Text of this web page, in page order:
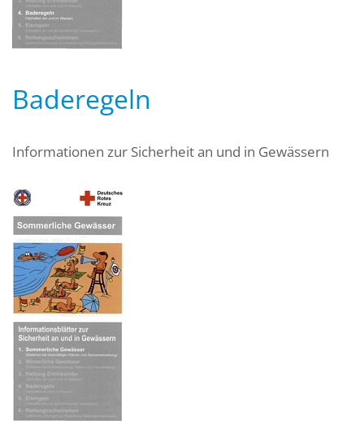
Baderegeln
Informationen zur Sicherheit an und in Gewässern